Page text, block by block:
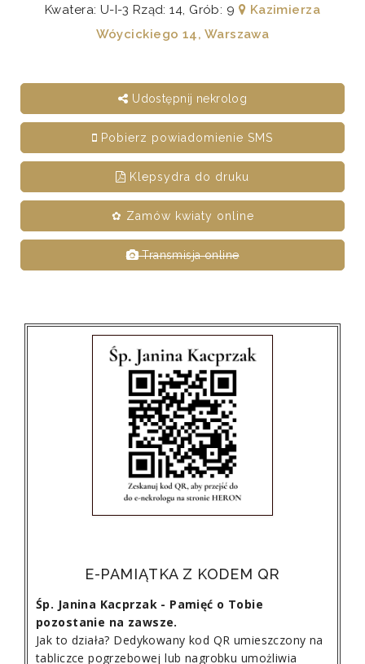
Kwatera: U-I-3 Rząd: 14, Grób: 9
Kazimierza
Wóycickiego 14, Warszawa
Udostępnij nekrolog
Pobierz powiadomienie SMS
Klepsydra do druku
✿ Zamów kwiaty online
Transmisja online
E-PAMIĄTKA Z KODEM QR
Śp. Janina Kacprzak - Pamięć o Tobie
pozostanie na zawsze.
Jak to działa? Dedykowany kod QR umieszczony na
tabliczce pogrzebowej lub nagrobku umożliwia